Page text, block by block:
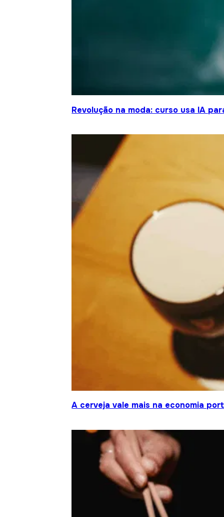
Revolução na moda: curso usa IA
A cerveja vale mais na economia